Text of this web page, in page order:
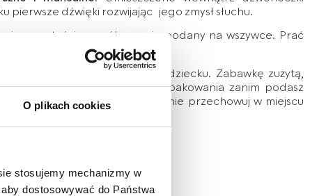
O plikach cookies
stosujemy mechanizmy w
dostosowywać do Państwa
pierwsze dźwięki rozwijając jego zmysł słuchu.
w czystości, sposób prania podany na wszywce. Prać
produktu przed podaniem dziecku. Zabawkę zużytą,
Usuń wszystkie elementy opakowania zanim podasz
ryzyka uduszenia, opakowanie przechowuj w miejscu